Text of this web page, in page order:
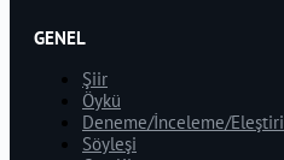
GENEL
Şiir
Öykü
Deneme/İnceleme/Eleştiri
Söyleşi